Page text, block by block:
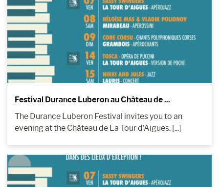
Festival Durance Luberon au Château de ...
The Durance Luberon Festival invites you to an
evening at the Château de La Tour d'Aigues. [...]